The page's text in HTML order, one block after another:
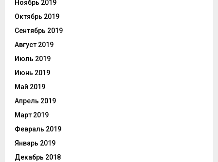
Ноябрь 2019
Октябрь 2019
Сентябрь 2019
Август 2019
Июль 2019
Июнь 2019
Май 2019
Апрель 2019
Март 2019
Февраль 2019
Январь 2019
Декабрь 2018